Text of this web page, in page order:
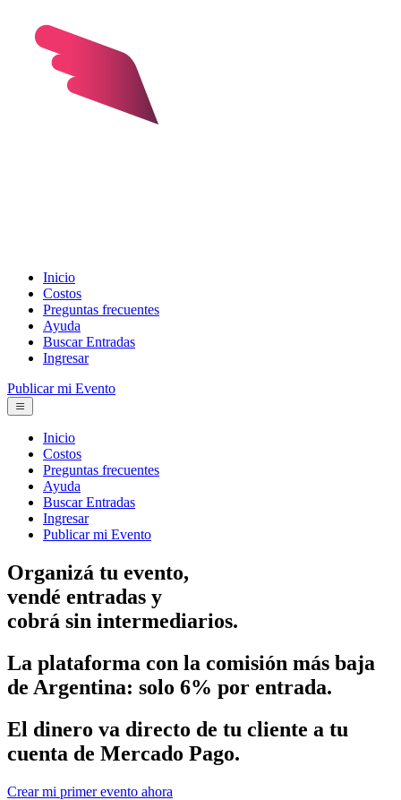
Inicio
Costos
Preguntas frecuentes
Ayuda
Buscar Entradas
Ingresar
Publicar mi Evento
Inicio
Costos
Preguntas frecuentes
Ayuda
Buscar Entradas
Ingresar
Publicar mi Evento
Organizá tu evento,
vendé entradas y
cobrá sin intermediarios.
La plataforma con la comisión más baja
de Argentina: solo 6% por entrada.
El dinero va directo de tu cliente a tu
cuenta de Mercado Pago.
Crear mi primer evento ahora